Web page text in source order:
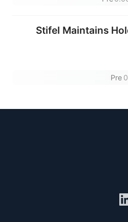
Stifel Maintains
Pre